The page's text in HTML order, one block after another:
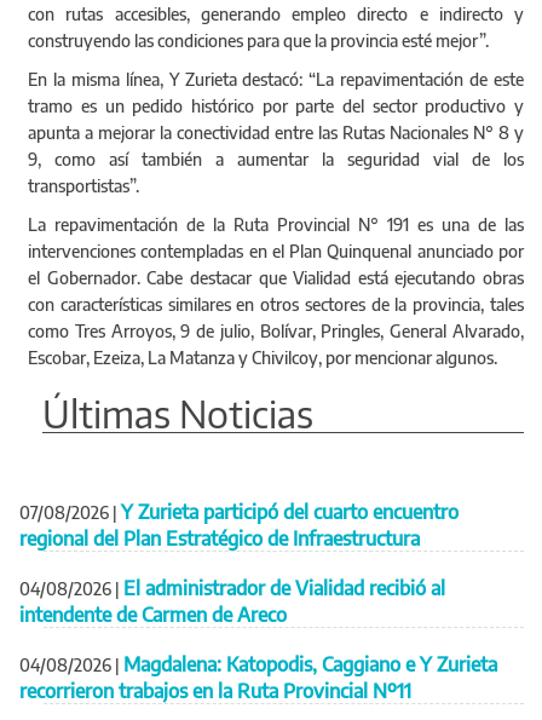
con rutas accesibles, generando empleo directo e indirecto y
construyendo las condiciones para que la provincia esté mejor”.
En la misma línea, Y Zurieta destacó: “La repavimentación de este
tramo es un pedido histórico por parte del sector productivo y
apunta a mejorar la conectividad entre las Rutas Nacionales N° 8 y
9, como así también a aumentar la seguridad vial de los
transportistas”.
La repavimentación de la Ruta Provincial N° 191 es una de las
intervenciones contempladas en el Plan Quinquenal anunciado por
el Gobernador. Cabe destacar que Vialidad está ejecutando obras
con características similares en otros sectores de la provincia, tales
como Tres Arroyos, 9 de julio, Bolívar, Pringles, General Alvarado,
Escobar, Ezeiza, La Matanza y Chivilcoy, por mencionar algunos.
Últimas Noticias
07/08/2026 | Y Zurieta participó del cuarto encuentro
regional del Plan Estratégico de Infraestructura
04/08/2026 | El administrador de Vialidad recibió al
intendente de Carmen de Areco
04/08/2026 | Magdalena: Katopodis, Caggiano e Y Zurieta
recorrieron trabajos en la Ruta Provincial Nº11